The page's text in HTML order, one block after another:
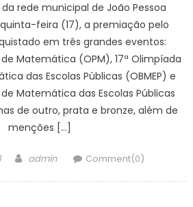
rede municipal de João Pessoa
feira (17), a premiação pelo
em três grandes eventos:
Matemática (OPM), 17ª Olimpíada
das Escolas Públicas (OBMEP) e
Matemática das Escolas Públicas
de outro, prata e bronze, além de
menções […]
Author
admin Comment(0)